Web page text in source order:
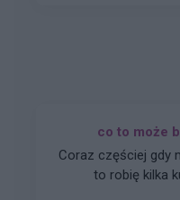
co to może
Coraz częściej gdy
to robię kilka